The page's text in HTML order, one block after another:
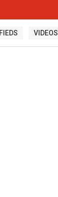
VIDEOS